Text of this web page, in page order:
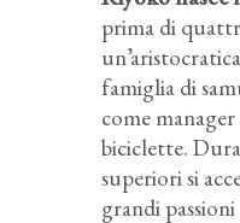
prima di
famiglia di
come
biciclette.
superiori si
grandi